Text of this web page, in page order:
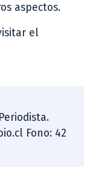
aspectos.
el
Fono: 42